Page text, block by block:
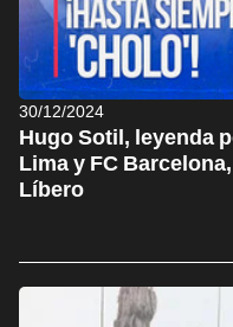
30/12/2024
Hugo Sotil, leyenda
Lima y FC
Líbero